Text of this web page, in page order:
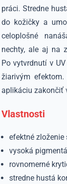
práci. Stredne
do kožičky a
celoplošné
nechty, ale aj na
Po vytvrdnutí v
žiarivým
aplikáciu zakončiť
Vlastnosti
efektné
vysoká
rovnomerné
stredne hustá